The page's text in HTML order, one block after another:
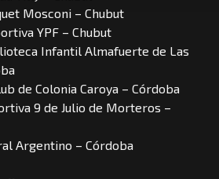
Mosconi – Chubut
YPF – Chubut
Infantil Almafuerte de Las
de Colonia Caroya – Córdoba
9 de Julio de Morteros –
Argentino – Córdoba